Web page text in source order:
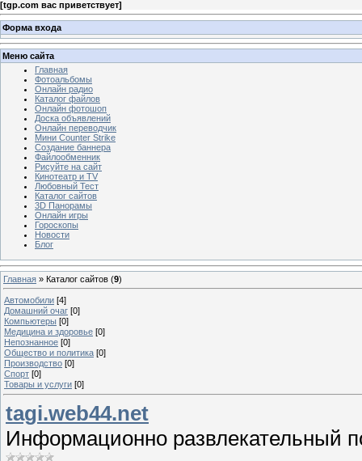
[tgp.com вас приветствует]
Форма входа
Меню сайта
Главная
Фотоальбомы
Онлайн радио
Каталог файлов
Онлайн фотошоп
Доска объявлений
Онлайн переводчик
Мини Counter Strike
Создание баннера
Файлообменник
Рисуйте на сайт
Кинотеатр и TV
Любовный Тест
Каталог сайтов
3D Панорамы
Онлайн игры
Гороскопы
Новости
Блог
Главная » Каталог сайтов (9)
Автомобили [4]
Домашний очаг [0]
Компьютеры [0]
Медицина и здоровье [0]
Непознанное [0]
Общество и политика [0]
Производство [0]
Спорт [0]
Товары и услуги [0]
tagi.web44.net
Информационно развлекательный